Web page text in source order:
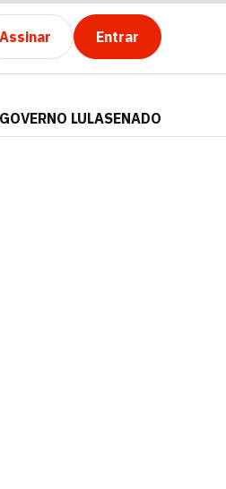
Assinar Entrar
GOVERNO LULASENADO